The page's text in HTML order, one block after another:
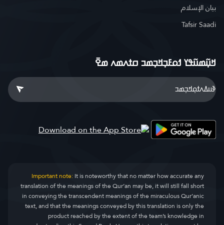
بيان الإسلام
Tafsir Saadi
ߞߎ߲߬ߘߎ߬ߟߌ ߗߋߓߏ߲ߞߏ߲ߘߏ ߛߙߍߘߍ ߘߐ߫
Important note:It is noteworthy that no matter how accurate any
translation of the meanings of the Qur’an may be, it will still fall short
in conveying the transcendent meanings of the miraculous Qur’anic
text, and that the meanings conveyed by this translation is only the
product reached by the extent of the team’s knowledge in